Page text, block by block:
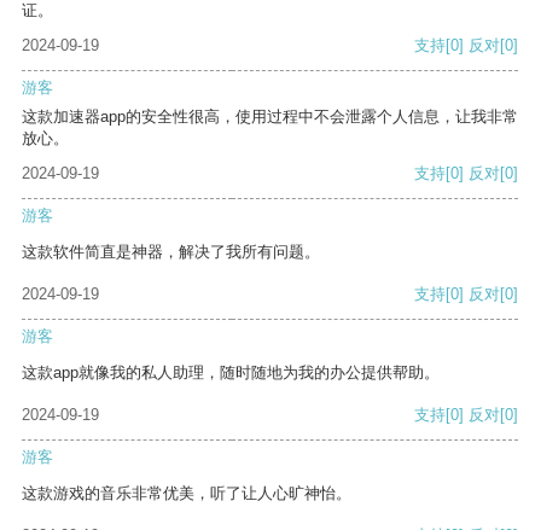
证。
2024-09-19
支持[0] 反对[0]
游客
这款加速器app的安全性很高，使用过程中不会泄露个人信息，让我非常
放心。
2024-09-19
支持[0] 反对[0]
游客
这款软件简直是神器，解决了我所有问题。
2024-09-19 支持[0] 反对[0]
游客
这款app就像我的私人助理，随时随地为我的办公提供帮助。
2024-09-19 支持[0] 反对[0]
游客
这款游戏的音乐非常优美，听了让人心旷神怡。